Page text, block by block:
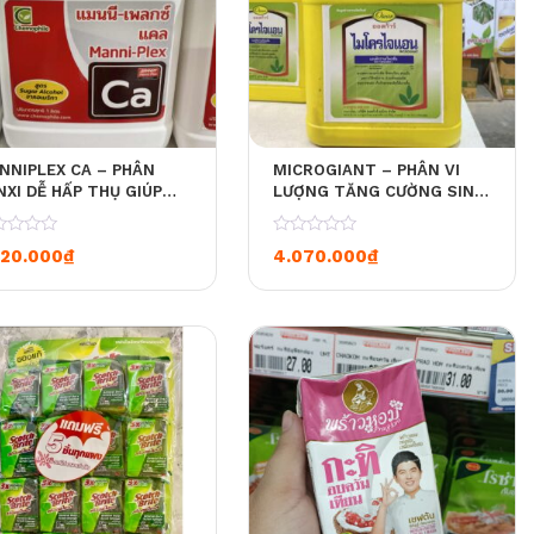
CA – PHÂN
DỄ HẤP THỤ GIÚP
TRÁI & CHỐNG NỨT –
NHỰA 10L [2 CHAI / 1
₫
MICROGIANT – PHÂN VI
LƯỢNG TĂNG CƯỜNG SINH
TRƯỞNG & NUÔI TRÁI –
CHAI NHỰA 4L [4 CHAI / 1
THÙNG]
4.070.000₫